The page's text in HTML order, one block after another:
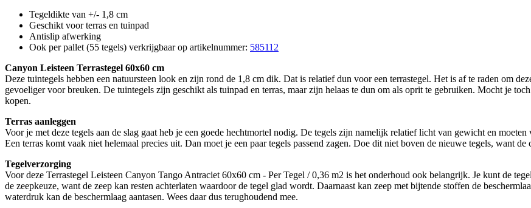
Tegeldikte van +/- 1,8 cm
Geschikt voor terras en tuinpad
Antislip afwerking
Ook per pallet (55 tegels) verkrijgbaar op artikelnummer: 585112
Canyon Leisteen Terrastegel 60x60 cm
Deze tuintegels hebben een natuursteen look en zijn rond de 1,8 cm dik. Dat is relatief dun voor een terrastegel. Het is af te raden om
gevoeliger voor breuken. De tuintegels zijn geschikt als tuinpad en terras, maar zijn helaas te dun om als oprit te gebruiken. Mocht je
kopen.
Terras aanleggen
Voor je met deze tegels aan de slag gaat heb je een goede hechtmortel nodig. De tegels zijn namelijk relatief licht van gewicht en
Een terras komt vaak niet helemaal precies uit. Dan moet je een paar tegels passend zagen. Doe dit niet boven de nieuwe tegels, want
Tegelverzorging
Voor deze Terrastegel Leisteen Canyon Tango Antraciet 60x60 cm - Per Tegel / 0,36 m2 is het onderhoud ook belangrijk. Je kunt de
de zeepkeuze, want de zeep kan resten achterlaten waardoor de tegel glad wordt. Daarnaast kan zeep met bijtende stoffen de
waterdruk kan de beschermlaag aantasen. Wees daar dus terughoudend mee.